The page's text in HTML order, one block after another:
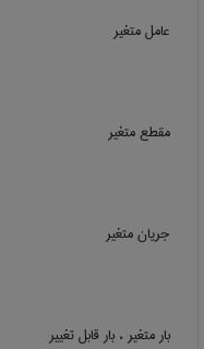
عامل متغیر
مقطع متغیر
جریان متغیر
بار متغیر ، بار قابل تغییر